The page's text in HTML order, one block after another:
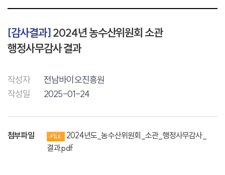
[감사결과]2024년 농수산위원회 소관
행정사무감사 결과
작성자
전남바이오진흥원
작성일
2025-01-24
첨부파일
2024년도_농수산위원회_소관_행정사무감사_
결과.pdf